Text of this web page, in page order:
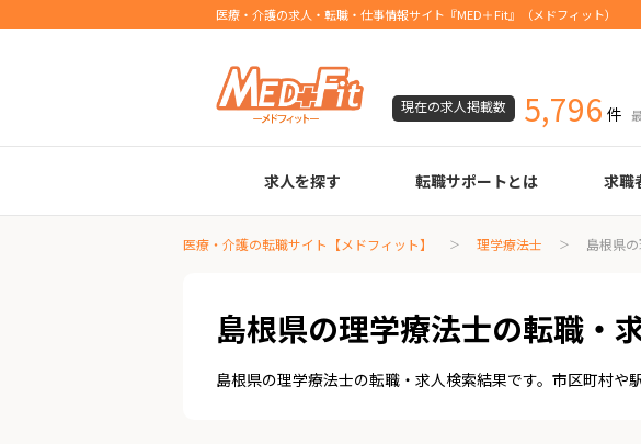
医療・介護の求人・転職・仕事情報サイト『MED＋Fit』（メドフィット）
現在の求人掲載数 5,796 件
求人を探す
臨床検査技師
診療放射線技師
臨床工学技士
医療事務
調剤薬局事務
理学療法士
作業療法士
言語聴覚士
機能訓練指導員
視能訓練士
看護師
薬剤師
転職サポートとは 求職
臨床検
診療放
臨床工
医療事務
調剤薬
理学療
作業療
言語聴
機能訓
視能訓
看護師
薬剤師
医療・介護の転職サイト【メドフィット】 理学療法士 島根県
島根県の理学療法士の転職・
島根県の理学療法士の転職・求人検索結果です。市区町村や